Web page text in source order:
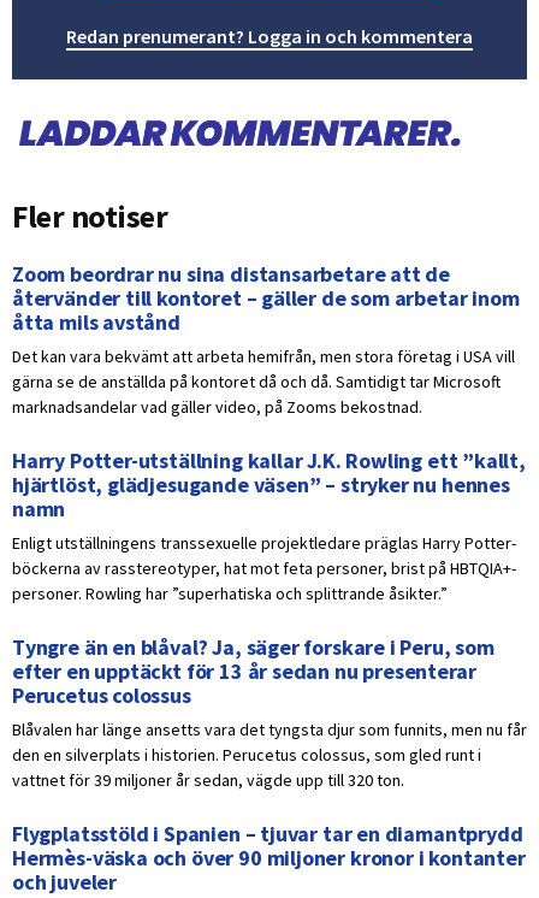
Redan prenumerant? Logga in och kommentera
Fler notiser
Zoom beordrar nu sina distansarbetare att de
återvänder till kontoret – gäller de som arbetar inom
åtta mils avstånd
Det kan vara bekvämt att arbeta hemifrån, men stora företag i USA vill
gärna se de anställda på kontoret då och då. Samtidigt tar Microsoft
marknadsandelar vad gäller video, på Zooms bekostnad.
Harry Potter-utställning kallar J.K. Rowling ett ”kallt,
hjärtlöst, glädjesugande väsen” – stryker nu hennes
namn
Enligt utställningens transsexuelle projektledare präglas Harry Potter-
böckerna av rasstereotyper, hat mot feta personer, brist på HBTQIA+-
personer. Rowling har ”superhatiska och splittrande åsikter.”
Tyngre än en blåval? Ja, säger forskare i Peru, som
efter en upptäckt för 13 år sedan nu presenterar
Perucetus colossus
Blåvalen har länge ansetts vara det tyngsta djur som funnits, men nu får
den en silverplats i historien. Perucetus colossus, som gled runt i
vattnet för 39 miljoner år sedan, vägde upp till 320 ton.
Flygplatsstöld i Spanien – tjuvar tar en diamantprydd
Hermès-väska och över 90 miljoner kronor i kontanter
och juveler